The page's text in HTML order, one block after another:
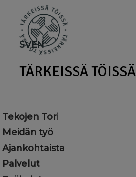
main
content
SVEN
TÄRKEISSÄ TÖISSÄ
Tekojen Tori
Meidän työ
Ajankohtaista
Palvelut